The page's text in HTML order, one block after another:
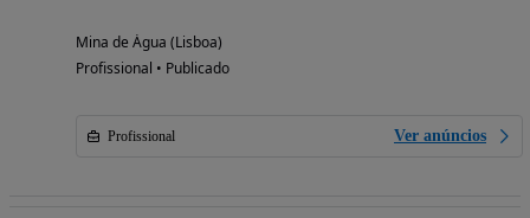
Mina de Água (Lisboa)
Profissional • Publicado
Profissional Ver anúncios